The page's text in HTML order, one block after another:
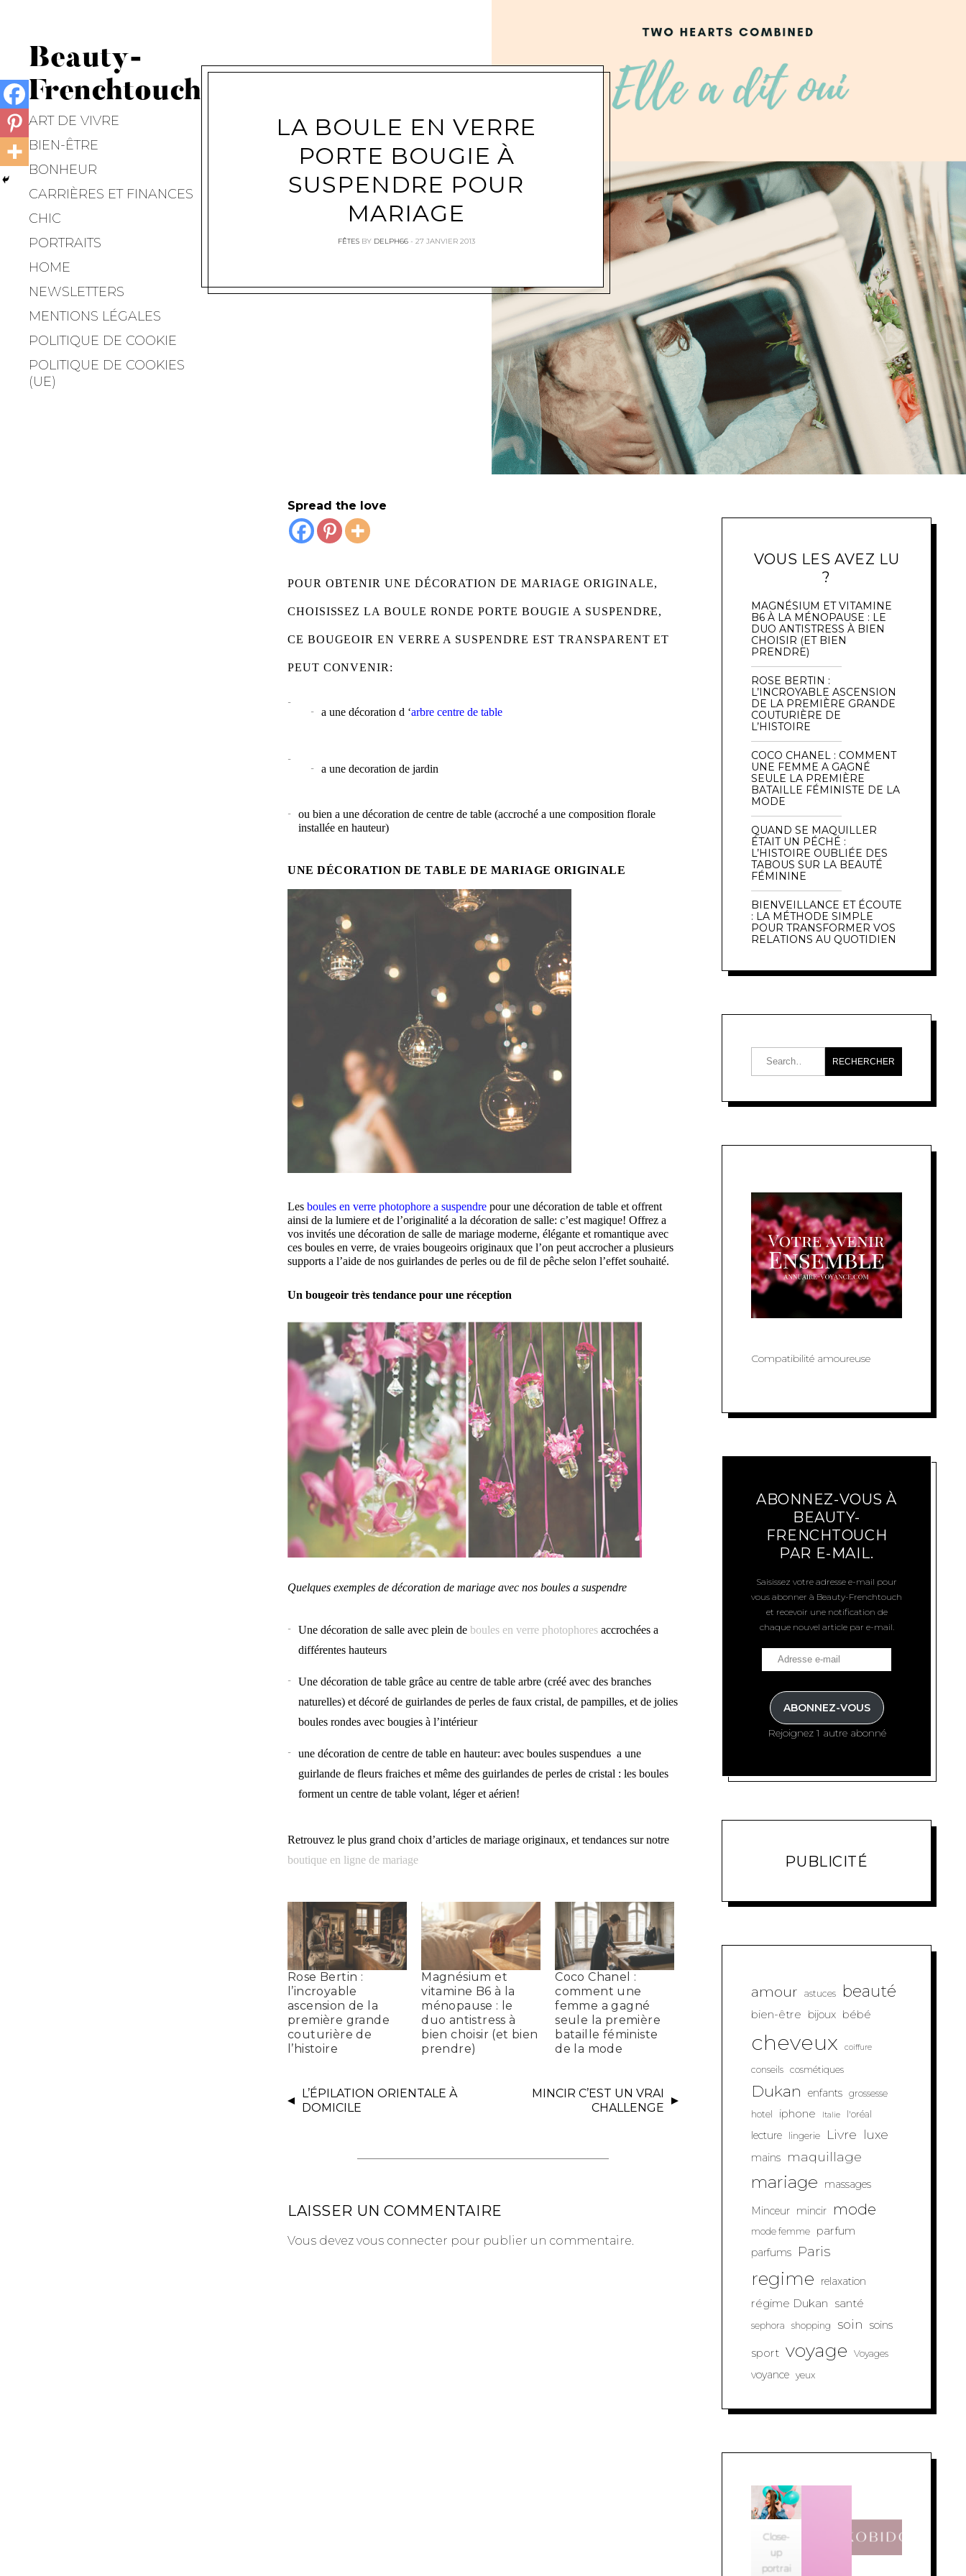
Beauty-
Frenchtouch
ART DE VIVRE
BIEN-ÊTRE
BONHEUR
CARRIÈRES ET FINANCES
CHIC
PORTRAITS
HOME
NEWSLETTERS
MENTIONS LÉGALES
POLITIQUE DE COOKIE
POLITIQUE DE COOKIES
(UE)
LA BOULE EN VERRE
PORTE BOUGIE À
SUSPENDRE POUR
MARIAGE
FÊTES BY DELPH66 27 JANVIER 2013
Spread the love
POUR OBTENIR UNE DÉCORATION DE MARIAGE ORIGINALE,
CHOISISSEZ LA BOULE RONDE PORTE BOUGIE A SUSPENDRE,
CE BOUGEOIR EN VERRE A SUSPENDRE EST TRANSPARENT ET
PEUT CONVENIR:
a une décoration d ‘arbre centre de table
a une decoration de jardin
ou bien a une décoration de centre de table (accroché a une composition florale
installée en hauteur)
UNE DÉCORATION DE TABLE DE MARIAGE ORIGINALE
Les boules en verre photophore a suspendre pour une décoration de table et offrent
ainsi de la lumiere et de l’originalité a la décoration de salle: c’est magique! Offrez a
vos invités une décoration de salle de mariage moderne, élégante et romantique avec
ces boules en verre, de vraies bougeoirs originaux que l’on peut accrocher a plusieurs
supports a l’aide de nos guirlandes de perles ou de fil de pêche selon l’effet souhaité.
Un bougeoir très tendance pour une réception
Quelques exemples de décoration de mariage avec nos boules a suspendre
Une décoration de salle avec plein de boules en verre photophores accrochées a
différentes hauteurs
Une décoration de table grâce au centre de table arbre (créé avec des branches
naturelles) et décoré de guirlandes de perles de faux cristal, de pampilles, et de jolies
boules rondes avec bougies à l’intérieur
une décoration de centre de table en hauteur: avec boules suspendues a une
guirlande de fleurs fraiches et même des guirlandes de perles de cristal : les boules
forment un centre de table volant, léger et aérien!
Retrouvez le plus grand choix d’articles de mariage originaux, et tendances sur notre
boutique en ligne de mariage
Rose Bertin :
l’incroyable
ascension de la
première grande
couturière de
l’histoire
Magnésium et
vitamine B6 à la
ménopause : le
duo antistress à
bien choisir (et bien
prendre)
Coco Chanel :
comment une
femme a gagné
seule la première
bataille féministe
de la mode
L’ÉPILATION ORIENTALE À
DOMICILE
MINCIR C’EST UN VRAI
CHALLENGE
LAISSER UN COMMENTAIRE
Vous devez vous connecter pour publier un commentaire.
VOUS LES AVEZ LU
?
MAGNÉSIUM ET VITAMINE
B6 À LA MÉNOPAUSE : LE
DUO ANTISTRESS À BIEN
CHOISIR (ET BIEN
PRENDRE)
ROSE BERTIN :
L’INCROYABLE ASCENSION
DE LA PREMIÈRE GRANDE
COUTURIÈRE DE
L’HISTOIRE
COCO CHANEL : COMMENT
UNE FEMME A GAGNÉ
SEULE LA PREMIÈRE
BATAILLE FÉMINISTE DE LA
MODE
QUAND SE MAQUILLER
ÉTAIT UN PÉCHÉ :
L’HISTOIRE OUBLIÉE DES
TABOUS SUR LA BEAUTÉ
FÉMININE
BIENVEILLANCE ET ÉCOUTE
: LA MÉTHODE SIMPLE
POUR TRANSFORMER VOS
RELATIONS AU QUOTIDIEN
Compatibilité amoureuse
ABONNEZ-VOUS À
BEAUTY-
FRENCHTOUCH
PAR E-MAIL.
Saisissez votre adresse e-mail pour
vous abonner à Beauty-Frenchtouch
et recevoir une notification de
chaque nouvel article par e-mail.
ABONNEZ-VOUS
Rejoignez 1 autre abonné
PUBLICITÉ
amour astuces beauté
bien-être bijoux bébé
cheveux coiffure
conseils cosmétiques
Dukan enfants grossesse
hotel
iphone Italie l'oréal
lecture lingerie Livre luxe
mains maquillage
mariage massages
Minceur mincir mode
mode femme parfum
parfums Paris
regime relaxation
régime Dukan santé
sephora shopping soin soins
sport voyage Voyages
voyance yeux
Close-
up
portrai